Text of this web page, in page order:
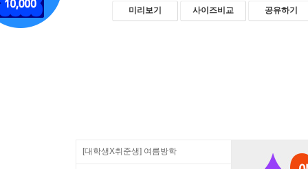
미리보기 사이즈비교 공유하기
[대학생X취준생] 여름방학